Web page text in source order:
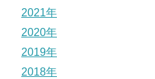
2021年
2020年
2019年
2018年